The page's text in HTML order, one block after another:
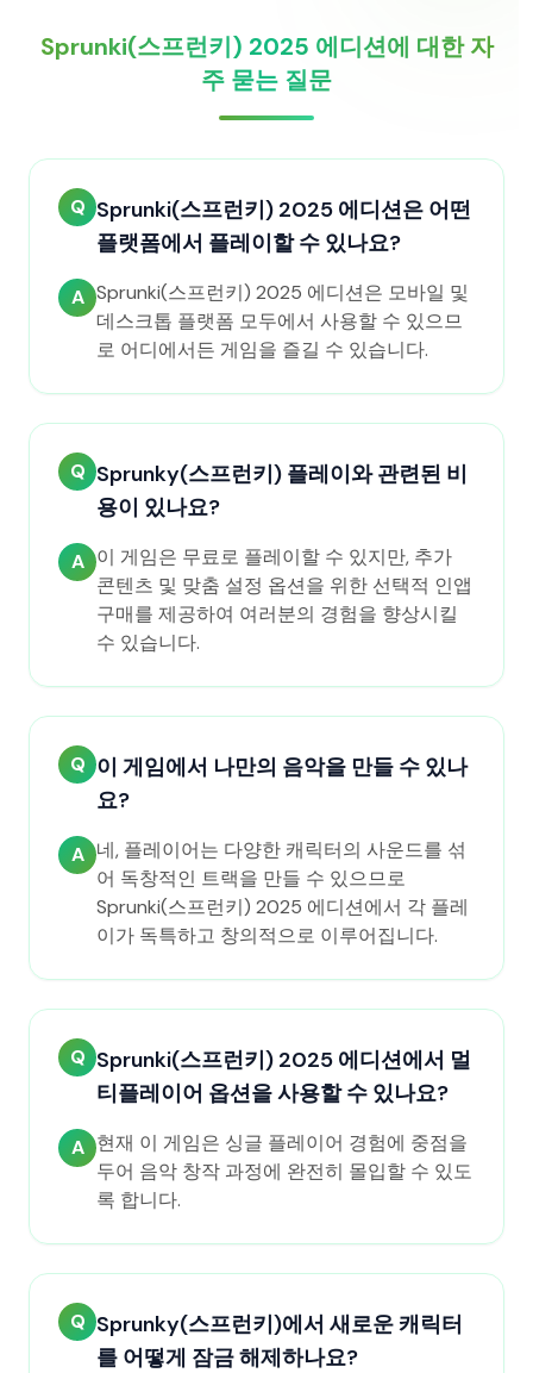
Sprunki(스프런키) 2025 에디션에 대한 자
주 묻는 질문
Q Sprunki(스프런키) 2025 에디션은 어떤
플랫폼에서 플레이할 수 있나요?
A Sprunki(스프런키) 2025 에디션은 모바일 및
데스크톱 플랫폼 모두에서 사용할 수 있으므
로 어디에서든 게임을 즐길 수 있습니다.
Q Sprunky(스프런키) 플레이와 관련된 비
용이 있나요?
A 이 게임은 무료로 플레이할 수 있지만, 추가
콘텐츠 및 맞춤 설정 옵션을 위한 선택적 인앱
구매를 제공하여 여러분의 경험을 향상시킬
수 있습니다.
Q 이 게임에서 나만의 음악을 만들 수 있나
요?
A 네, 플레이어는 다양한 캐릭터의 사운드를 섞
어 독창적인 트랙을 만들 수 있으므로
Sprunki(스프런키) 2025 에디션에서 각 플레
이가 독특하고 창의적으로 이루어집니다.
Q Sprunki(스프런키) 2025 에디션에서 멀
티플레이어 옵션을 사용할 수 있나요?
A 현재 이 게임은 싱글 플레이어 경험에 중점을
두어 음악 창작 과정에 완전히 몰입할 수 있도
록 합니다.
Q Sprunky(스프런키)에서 새로운 캐릭터
를 어떻게 잠금 해제하나요?